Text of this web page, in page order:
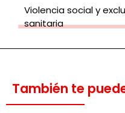
Violencia social y
sanitaria
También te